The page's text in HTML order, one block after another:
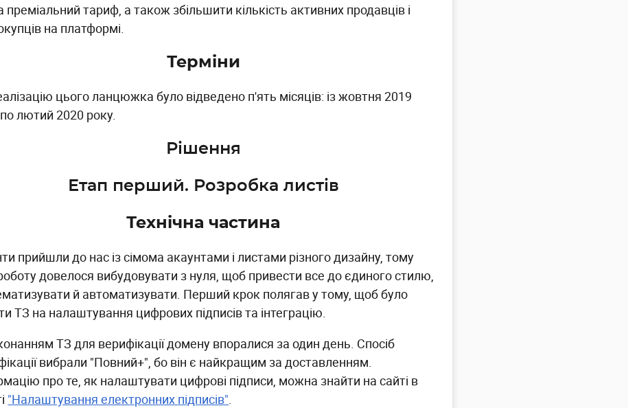
преміальний тариф, а також збільшити кількість активних продавців і
на платформі.
Терміни
цього ланцюжка було відведено п'ять місяців: із жовтня 2019
лютий 2020 року.
Рішення
Етап перший. Розробка листів
Технічна частина
прийшли до нас із сімома акаунтами і листами різного дизайну, тому
довелося вибудовувати з нуля, щоб привести все до єдиного стилю,
й автоматизувати. Перший крок полягав у тому, щоб було
ТЗ на налаштування цифрових підписів та інтеграцію.
ТЗ для верифікації домену впоралися за один день. Спосіб
вибрали "Повний+", бо він є найкращим за доставленням.
про те, як налаштувати цифрові підписи, можна знайти на сайті в
"Налаштування електронних підписів".